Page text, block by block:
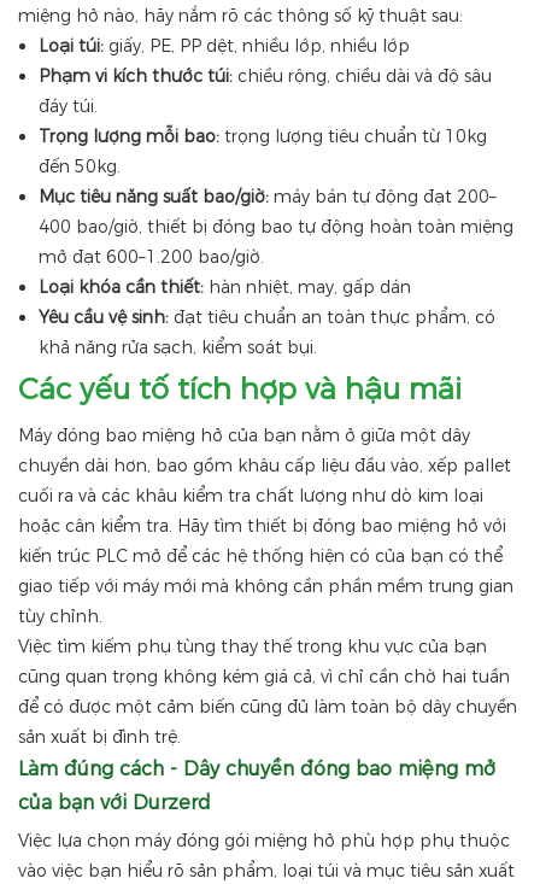
miệng hở nào, hãy nắm rõ các thông số kỹ thuật sau:
Loại túi: giấy, PE, PP dệt, nhiều lớp, nhiều lớp
Phạm vi kích thước túi: chiều rộng, chiều dài và độ sâu
đáy túi.
Trọng lượng mỗi bao: trọng lượng tiêu chuẩn từ 10kg
đến 50kg.
Mục tiêu năng suất bao/giờ: máy bán tự động đạt 200–
400 bao/giờ, thiết bị đóng bao tự động hoàn toàn miệng
mở đạt 600–1.200 bao/giờ.
Loại khóa cần thiết: hàn nhiệt, may, gấp dán
Yêu cầu vệ sinh: đạt tiêu chuẩn an toàn thực phẩm, có
khả năng rửa sạch, kiểm soát bụi.
Các yếu tố tích hợp và hậu mãi
Máy đóng bao miệng hở của bạn nằm ở giữa một dây
chuyền dài hơn, bao gồm khâu cấp liệu đầu vào, xếp pallet
cuối ra và các khâu kiểm tra chất lượng như dò kim loại
hoặc cân kiểm tra. Hãy tìm thiết bị đóng bao miệng hở với
kiến ​​trúc PLC mở để các hệ thống hiện có của bạn có thể
giao tiếp với máy mới mà không cần phần mềm trung gian
tùy chỉnh.
Việc tìm kiếm phụ tùng thay thế trong khu vực của bạn
cũng quan trọng không kém giá cả, vì chỉ cần chờ hai tuần
để có được một cảm biến cũng đủ làm toàn bộ dây chuyền
sản xuất bị đình trệ.
Làm đúng cách - Dây chuyền đóng bao miệng mở
của bạn với Durzerd
Việc lựa chọn máy đóng gói miệng hở phù hợp phụ thuộc
vào việc bạn hiểu rõ sản phẩm, loại túi và mục tiêu sản xuất